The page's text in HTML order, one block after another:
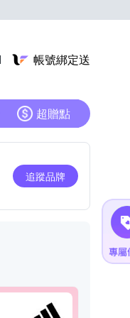
帳號綁定送
超贈點
追蹤品牌